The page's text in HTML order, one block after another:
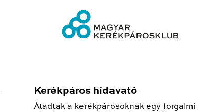
Kerékpáros hídavató
Átadtak a kerékpárosoknak egy forgalmi